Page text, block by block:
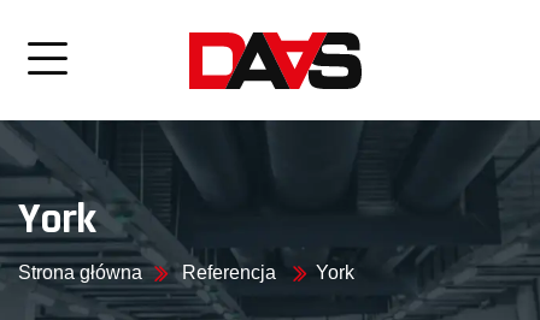
York
Strona główna Referencja York